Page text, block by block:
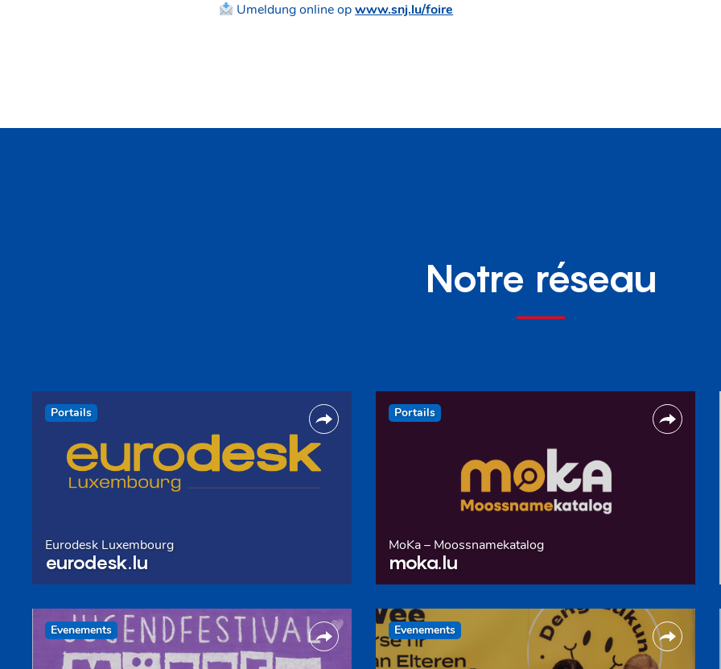
Umeldung online opwww.snj.lu/foire
Notre réseau
Portails
Eurodesk Luxembourg
eurodesk.lu
Portails
MoKa – Moossnamekatalog
moka.lu
Evenements Evenements